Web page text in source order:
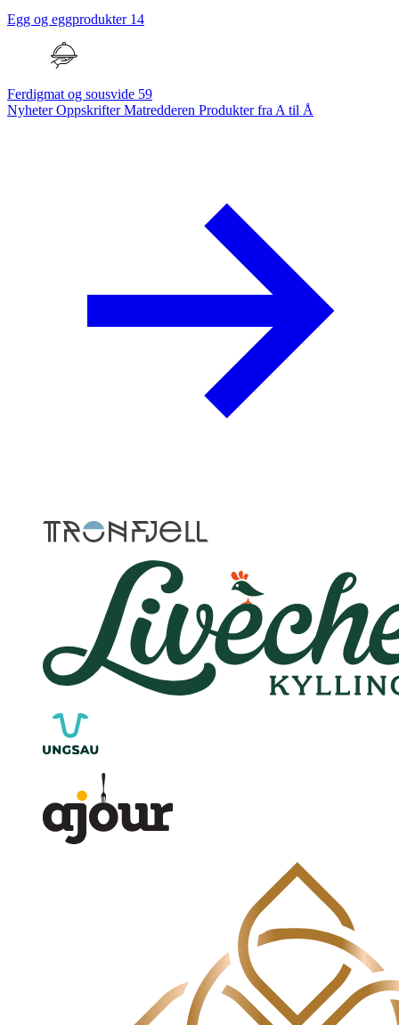
Egg og eggprodukter 14
Ferdigmat og sousvide 59
NyheterOppskrifterMatredderen Produkter fra A til Å